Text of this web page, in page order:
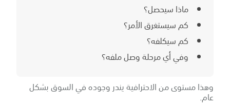
ماذا سيحصل؟
كم سيستغرق الأمر؟
كم سيكلفه؟
وفي أي مرحلة وصل ملفه؟
وهذا مستوى من الاحترافية يندر وجوده في السوق بشكل
عام.